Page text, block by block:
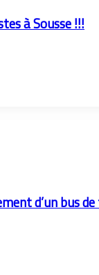
à Sousse !!!
d’un bus